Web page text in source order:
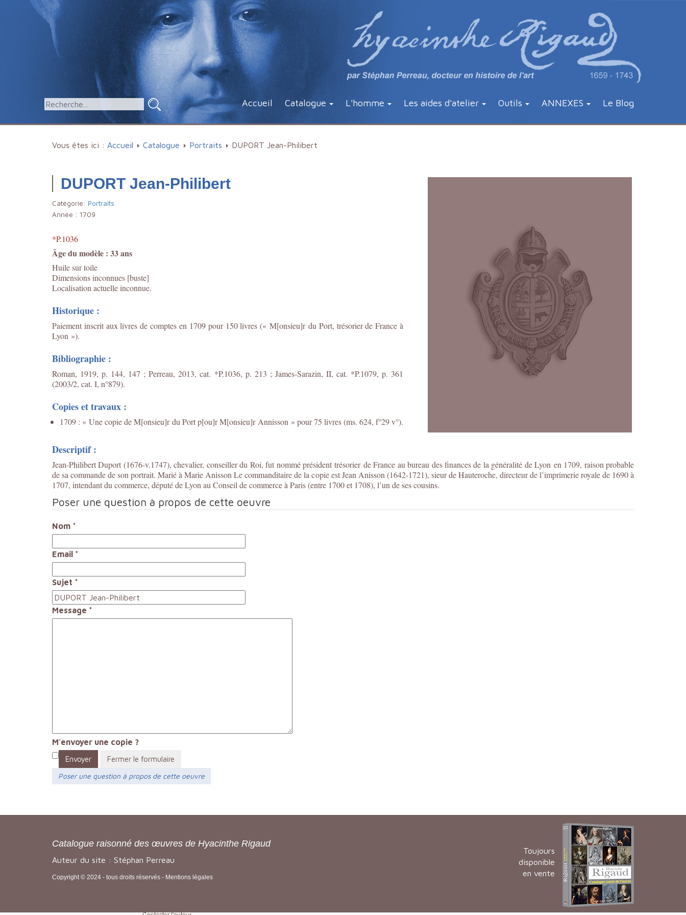
Accueil Catalogue L'homme Les aides d'atelier Outils ANNEXES Le Blog
Vous êtes ici : Accueil Catalogue Portraits DUPORT Jean-Philibert
DUPORT Jean-Philibert
Catégorie: Portraits
Année : 1709
*P.1036
Âge du modèle : 33 ans
Huile sur toile
Dimensions inconnues [buste]
Localisation actuelle inconnue.
Historique :
Paiement inscrit aux livres de comptes en 1709 pour 150 livres (« M[onsieu]r du Port, trésorier de France à
Lyon »).
Bibliographie :
Roman, 1919, p. 144, 147 ; Perreau, 2013, cat. *P.1036, p. 213 ; James-Sarazin, II, cat. *P.1079, p. 361
(2003/2, cat. I, n°879).
Copies et travaux :
1709 : « Une copie de M[onsieu]r du Port p[ou]r M[onsieu]r Annisson » pour 75 livres (ms. 624, f°29 v°).
Descriptif :
Jean-Philibert Duport (1676-v.1747), chevalier, conseiller du Roi, fut nommé président trésorier de France au bureau des finances de la généralité de Lyon en 1709, raison probable
de sa commande de son portrait. Marié à Marie Anisson Le commanditaire de la copie est Jean Anisson (1642-1721), sieur de Hauteroche, directeur de l’imprimerie royale de 1690 à
1707, intendant du commerce, député de Lyon au Conseil de commerce à Paris (entre 1700 et 1708), l’un de ses cousins.
Poser une question à propos de cette oeuvre
Nom *
Email *
Sujet *
Message *
M'envoyer une copie ?
Envoyer
Fermer le formulaire
Poser une question à propos de cette oeuvre
Catalogue raisonné des œuvres de Hyacinthe Rigaud
Auteur du site : Stéphan Perreau
Copyright © 2024 - tous droits réservés - Mentions légales
Toujours
disponible
en vente